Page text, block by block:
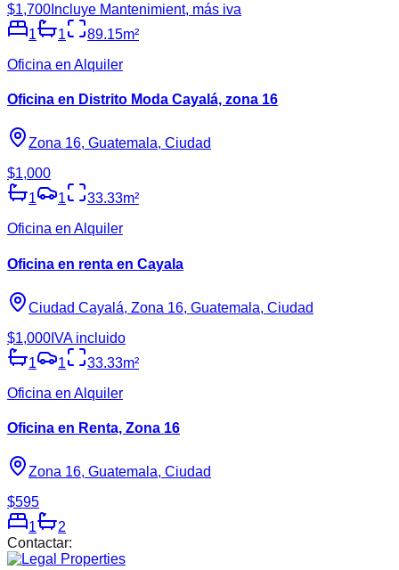
$1,700 Incluye Mantenimient, más iva
1
1 89.15m²
Oficina en Alquiler
Oficina en Distrito Moda Cayalá, zona 16
Zona 16, Guatemala, Ciudad
$1,000
1
1 33.33m²
Oficina en Alquiler
Oficina en renta en Cayala
Ciudad Cayalá, Zona 16, Guatemala, Ciudad
$1,000 IVA incluido
1
1 33.33m²
Oficina en Alquiler
Oficina en Renta, Zona 16
Zona 16, Guatemala, Ciudad
$595
1
2
Contactar: